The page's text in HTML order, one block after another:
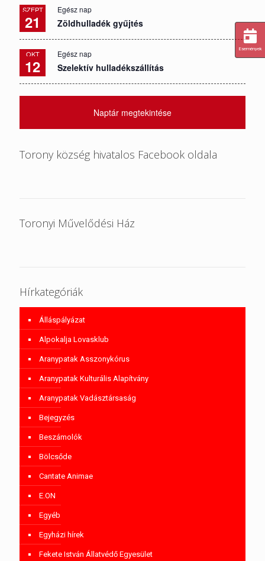
SZEPT
21
Egész nap
Zöldhulladék gyűjtés
OKT
12
Egész nap
Szelektív hulladékszállítás
Naptár megtekintése
Torony község hivatalos Facebook oldala
Toronyi Művelődési Ház
Hírkategóriák
Álláspályázat
Alpokalja Lovasklub
Aranypatak Asszonykórus
Aranypatak Kulturális Alapítvány
Aranypatak Vadásztársaság
Bejegyzés
Beszámolók
Bölcsőde
Cantate Animae
E.ON
Egyéb
Egyházi hírek
Fekete István Állatvédő Egyesület
Események